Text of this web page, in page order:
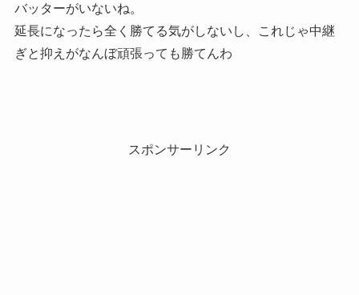
バッターがいないね。
延長になったら全く勝てる気がしないし、これじゃ中継
ぎと抑えがなんぼ頑張っても勝てんわ
スポンサーリンク